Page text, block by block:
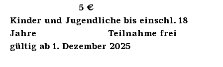
5 €
Kinder und Jugendliche bis einschl. 18
Jahre Teilnahme frei
gültig ab 1. Dezember 2025